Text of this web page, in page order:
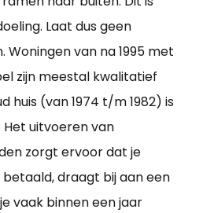
Laat dus geen
van na 1995 met
zijn meestal kwalitatief
huis (van 1974 t/m 1982) is
uitvoeren van
zorgt ervoor dat je
draagt bij aan een
vaak binnen een jaar